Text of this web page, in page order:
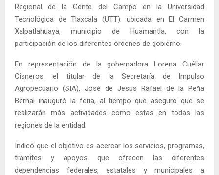
Regional de la Gente del Campo en la Universidad
Tecnológica de Tlaxcala (UTT), ubicada en El Carmen
Xalpatlahuaya, municipio de Huamantla, con la
participación de los diferentes órdenes de gobierno.
En representación de la gobernadora Lorena Cuéllar
Cisneros, el titular de la Secretaría de Impulso
Agropecuario (SIA), José de Jesús Rafael de la Peña
Bernal inauguró la feria, al tiempo que aseguró que se
realizarán más actividades como estas en todas las
regiones de la entidad.
Indicó que el objetivo es acercar los servicios, programas,
trámites y apoyos que ofrecen las diferentes
dependencias federales, estatales y municipales a